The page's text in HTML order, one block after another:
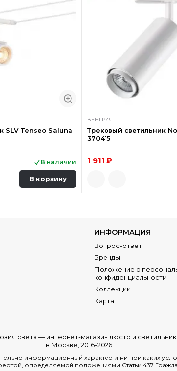
SLV Tenseo Saluna
В наличии
В корзину
ВЕНГРИЯ
Трековый светильник
370415
1 911 ₽
ИНФОРМАЦИЯ
Вопрос-ответ
Бренды
Положение о
конфиденциальности
Коллекции
Карта
света — интернет-магазин люстр и
в Москве , 2016-2026.
информационный характер и ни при каких
определяемой положениями Статьи 437